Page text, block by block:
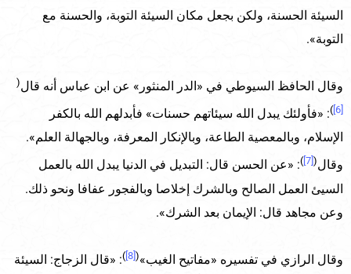
السيئة الحسنة، ولكن بجعل مكان السيئة التوبة، والحسنة مع
التوبة».
وقال الحافظ السيوطي في «الدر المنثور» عن ابن عباس أنه قال(
): «فأولئك يبدل الله سيئاتهم حسنات» فأبدلهم الله بالكفر
الإسلام، وبالمعصية الطاعة، وبالإنكار المعرفة، وبالجهالة العلم».
وقال(
): «عن الحسن قال: التبديل في الدنيا يبدل الله بالعمل
السيئ العمل الصالح وبالشرك إخلاصا وبالفجور عفافا ونحو ذلك.
وعن مجاهد قال: الإيمان بعد الشرك».
وقال الرازي في تفسيره «مفاتيح الغيب»(
[8]
): «قال الزجاج: السيئة